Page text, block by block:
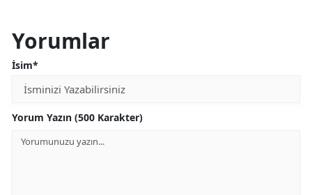
Yorumlar
İsim*
Yorum Yazın (500 Karakter)